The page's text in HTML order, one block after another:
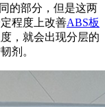
的部分，但是这两
程度上改善ABS板
，就会出现分层的
剂。